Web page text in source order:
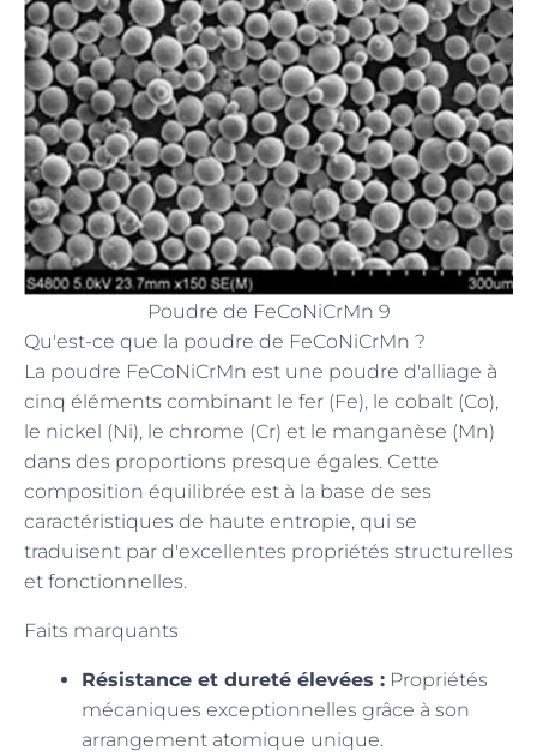
Poudre de FeCoNiCrMn 9
Qu'est-ce que la poudre de FeCoNiCrMn ?
La poudre FeCoNiCrMn est une poudre d'alliage à
cinq éléments combinant le fer (Fe), le cobalt (Co),
le nickel (Ni), le chrome (Cr) et le manganèse (Mn)
dans des proportions presque égales. Cette
composition équilibrée est à la base de ses
caractéristiques de haute entropie, qui se
traduisent par d'excellentes propriétés structurelles
et fonctionnelles.
Faits marquants
Résistance et dureté élevées : Propriétés
mécaniques exceptionnelles grâce à son
arrangement atomique unique.